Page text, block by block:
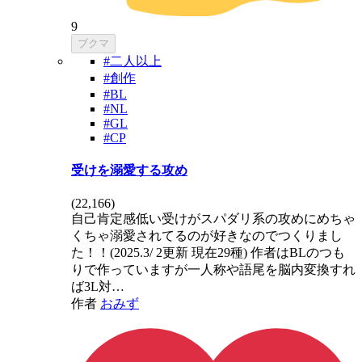
9
ブクマ
#二人以上
#創作
#BL
#NL
#GL
#CP
受けを溺愛する攻め
(22,166)
自己肯定感低い受けがスパダリ系の攻めにめちゃ
くちゃ溺愛されてるのが好きなのでつくりまし
た！！(2025.3/ 2更新 現在29種) 作者はBLのつも
りで作っていますが一人称や語尾を脳内変換すれ
ば3L対…
作者 おみず